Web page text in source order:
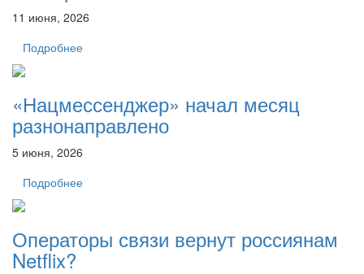
11 июня, 2026
Подробнее
«Нацмессенджер» начал месяц
разнонаправлено
5 июня, 2026
Подробнее
Операторы связи вернут россиянам
Netflix?